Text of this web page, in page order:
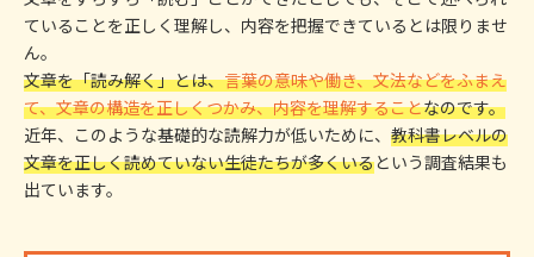
ていることを正しく理解し、内容を把握できているとは限りませ
ん。
文章を「読み解く」とは、言葉の意味や働き、文法などをふまえ
て、文章の構造を正しくつかみ、内容を理解することなのです。
近年、このような基礎的な読解力が低いために、 教科書レベルの
文章を正しく読めていない生徒たちが多くいるという調査結果も
出ています。